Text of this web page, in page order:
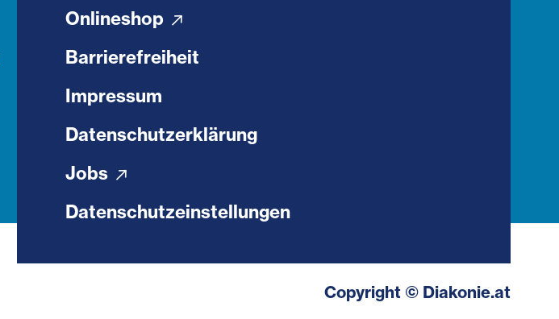
Onlineshop
Barrierefreiheit
Impressum
Datenschutzerklärung
Jobs
Datenschutzeinstellungen
Copyright © Diakonie.at